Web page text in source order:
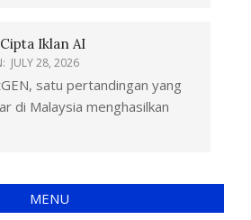
Iklan AI
JULY 28, 2026
satu pertandingan yang
di Malaysia menghasilkan
MENU